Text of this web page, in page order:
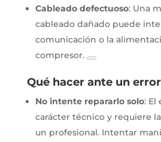
Cableado defectuoso: Una
cableado dañado puede
comunicación o la
compresor.
Qué hacer ante un
No intente repararlo solo: El
carácter técnico y requiere
un profesional. Intentar